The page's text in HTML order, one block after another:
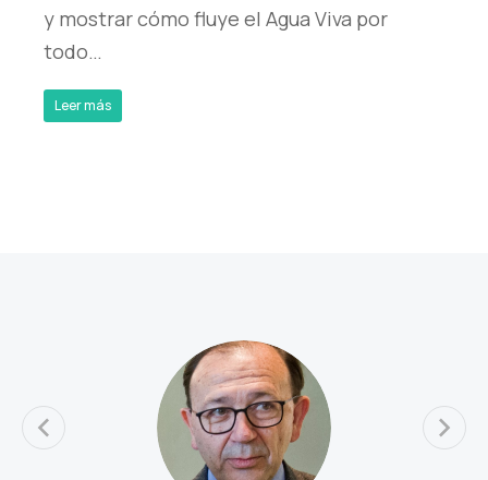
y mostrar cómo fluye el Agua Viva por
todo…
Leer más